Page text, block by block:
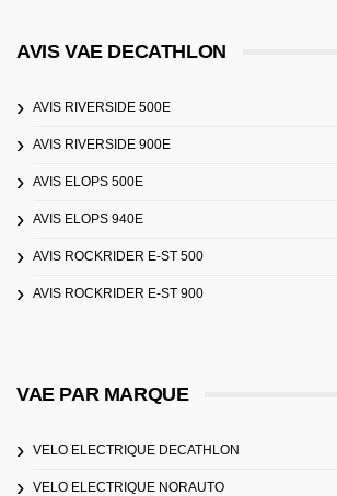
AVIS VAE DECATHLON
AVIS RIVERSIDE 500E
AVIS RIVERSIDE 900E
AVIS ELOPS 500E
AVIS ELOPS 940E
AVIS ROCKRIDER E-ST 500
AVIS ROCKRIDER E-ST 900
VAE PAR MARQUE
VELO ELECTRIQUE DECATHLON
VELO ELECTRIQUE NORAUTO